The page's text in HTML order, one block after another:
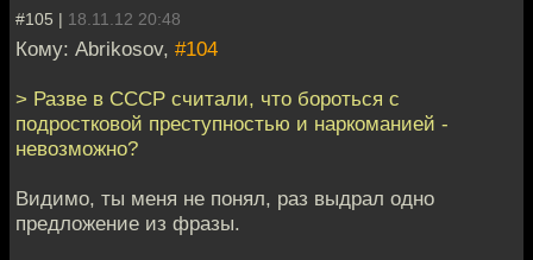
#105 | 18.11.12 20:48
Кому: Abrikosov, #104
> Разве в СССР считали, что бороться с
подростковой преступностью и наркоманией -
невозможно?
Видимо, ты меня не понял, раз выдрал одно
предложение из фразы.